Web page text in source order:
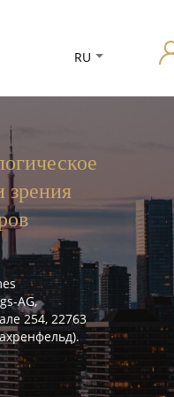
RU
зрения
AG,
254, 22763